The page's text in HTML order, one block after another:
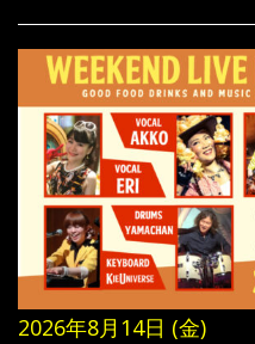
2026年8月14日 (金)